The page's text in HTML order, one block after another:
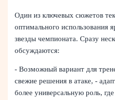
Один из ключевых сюжетов
оптимального использования
звезды чемпионата. Сразу
обсуждаются:
- Возможный вариант для
свежие решения в атаке, -
более универсальную роль,